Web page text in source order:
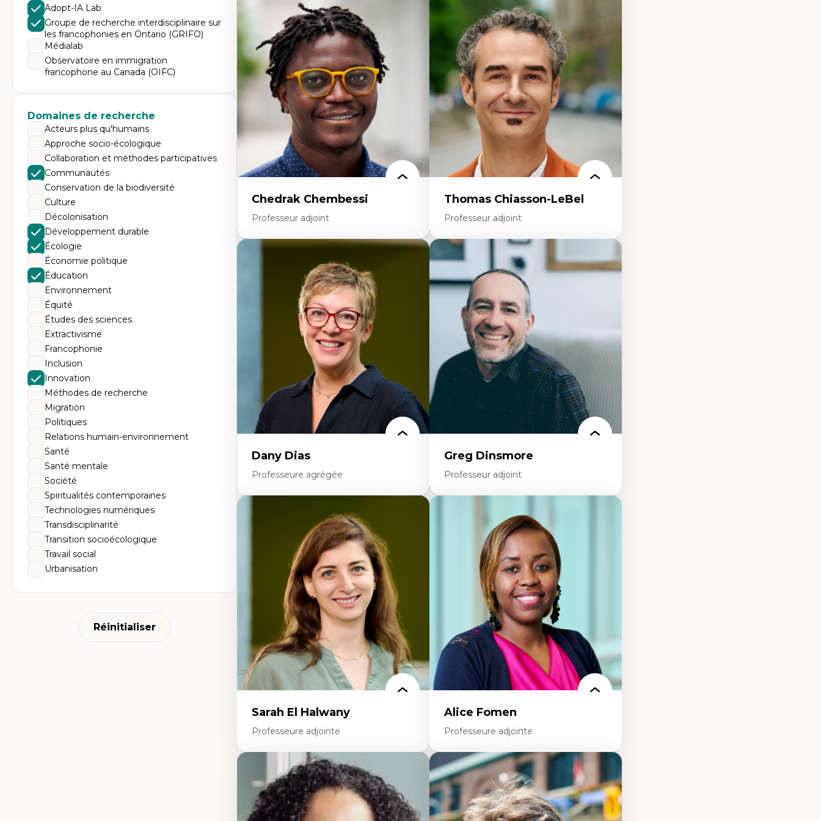
Adopt-IA Lab
Groupe de recherche interdisciplinaire sur
les francophonies en Ontario (GRIFO)
Médialab
Observatoire en immigration
francophone au Canada (OIFC)
Domaines de recherche
Acteurs plus qu'humains
Approche socio-écologique
Collaboration et méthodes participatives
Communautés
Conservation de la biodiversité
Culture
Décolonisation
Développement durable
Écologie
Économie politique
Éducation
Environnement
Équité
Études des sciences
Extractivisme
Francophonie
Inclusion
Innovation
Méthodes de recherche
Migration
Politiques
Relations humain-environnement
Santé
Santé mentale
Société
Spiritualités contemporaines
Technologies numériques
Transdisciplinarité
Transition socioécologique
Travail social
Urbanisation
Réinitialiser
Expertises
Discours sur la ville et représentations
Mosquées, formes et usages au Canada
Reconnaissance et représentations des
communautés immigrantes dans l'espace
urbain
Design architectural et urbain
Patrimoine et patrimonialisation
Études postcoloniales et décolonisation des
savoirs
Didactique des sciences – processus
d’enquête et culture scientifique
Éducation en milieu minoritaire –
construction identitaire et conscience
critique
Technologies éducatives – ludification et
programmation pédagogique
La langue dans toutes les matières –
environnement discursif et langage
scientifique
Chedrak Chembessi
Professeur adjoint
Économie circulaire
Modèles d’affaires durables
Histoire des faits économiques
Gestion durable des ressources naturelles
Écologie industrielle
Aménagement durable du territoire
Développement régional
Coopératives
Télétravail en milieu rural francophone
Transition socio-écologique
Thomas Chiasson-LeBel
Professeur adjoint
Expertises
Théories du développement
Économie politique comparée
Élites économiques
Sociologie économique
Extractivisme
Classes sociales
Mouvements sociaux
Théories de l’État
Dany Dias
Professeure agrégée
Pédagogies critiques et justice sociale
Éthique relationnelle et sollicitude en
éducation
Décolonisation et autochtonisation de la
formation à l’enseignement
Littératie et didactique du français
Éducation inclusive
Formation à l’enseignement en contexte
francophone minoritaire
Identité linguistique et culturelle
Recherche-action et approches
participatives
Leadership éducatif et pratiques réflexives
Éducation durable et bien-être en
enseignement
Greg Dinsmore
Professeur adjoint
Fragmentation des auditoires médiatiques
Analyse multi-plateforme des auditoires
médiatiques
Analyse des comportements numériques à
travers les données massives et l’IA
Recherche quantitative et qualitative sur
les auditoires médiatiques
Épistémologie des techniques de recherche
numérique et l’IA
Théorie des droits de la personne
La pensée politique d’Hannah Arendt
La pensée politique à l’ère numérique
Justice internationale et normes
internationales
Sarah El Halwany
Professeure adjointe
Expertises
Les apports pédagogiques des théories de
l'affect, du posthumanisme, du féminisme
dans l'éducation aux sciences
L'apprentissage des sciences/STIM dans une
Alice Fomen
Professeure adjointe
Expertises
Acceptabilité, acceptation et adoption des
technologies
Technologies d'apprentissage innovantes
Insertion professionnelle du nouveau